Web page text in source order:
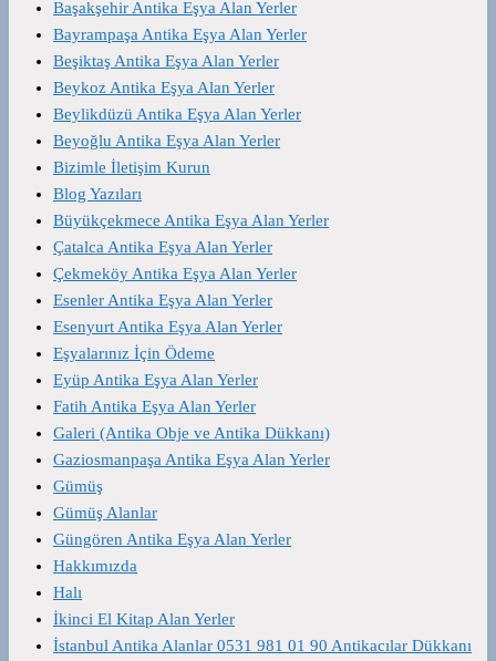
Başakşehir Antika Eşya Alan Yerler
Bayrampaşa Antika Eşya Alan Yerler
Beşiktaş Antika Eşya Alan Yerler
Beykoz Antika Eşya Alan Yerler
Beylikdüzü Antika Eşya Alan Yerler
Beyoğlu Antika Eşya Alan Yerler
Bizimle İletişim Kurun
Blog Yazıları
Büyükçekmece Antika Eşya Alan Yerler
Çatalca Antika Eşya Alan Yerler
Çekmeköy Antika Eşya Alan Yerler
Esenler Antika Eşya Alan Yerler
Esenyurt Antika Eşya Alan Yerler
Eşyalarınız İçin Ödeme
Eyüp Antika Eşya Alan Yerler
Fatih Antika Eşya Alan Yerler
Galeri (Antika Obje ve Antika Dükkanı)
Gaziosmanpaşa Antika Eşya Alan Yerler
Gümüş
Gümüş Alanlar
Güngören Antika Eşya Alan Yerler
Hakkımızda
Halı
İkinci El Kitap Alan Yerler
İstanbul Antika Alanlar 0531 981 01 90 Antikacılar Dükkanı